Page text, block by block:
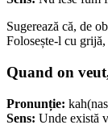
Sugerează că, de
Folosește-l cu grijă,
Quand on
Pronunție:
Sens: Unde există